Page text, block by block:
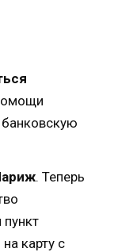
. Теперь
карту с